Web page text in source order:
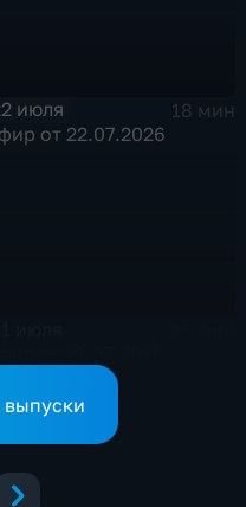
июля
18 мин
от 22.07.2026
выпуски